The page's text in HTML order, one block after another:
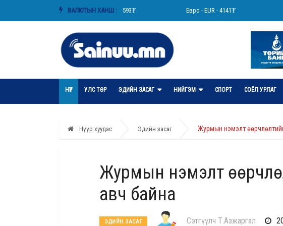
ВАЛЮТЫН ХАНШ :
АНУ-ын доллар - USD - 3593₮ Евро - EUR - 4141₮
НҮҮР УЛС ТӨР ЭДИЙН ЗАСАГ НИЙГЭМ СПОРТ СОЁЛ УРЛАГ
Нүүр хуудас Эдийн засаг Журмын нэмэлт
Журмын нэмэлт
авч байна
ЭДИЙН ЗАСАГ Сэтгүүлч Т.Азжаргал